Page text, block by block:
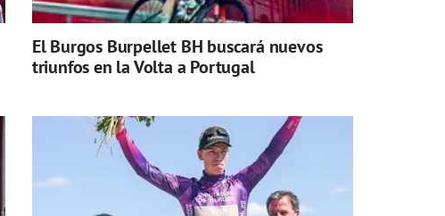
El Burgos Burpellet BH buscará nuevos
triunfos en la Volta a Portugal